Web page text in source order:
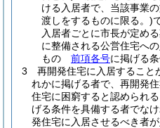
ける入居者で、当該事業
渡しをするものに限る。)
入居者ごとに市長が定め
に整備される公営住宅へ
もの 前項各号に掲げる
3
再開発住宅に入居すること
れかに掲げる者で、再開発
住宅に困窮すると認められる
げる条件を具備する者でなけ
発住宅に入居させるべき者